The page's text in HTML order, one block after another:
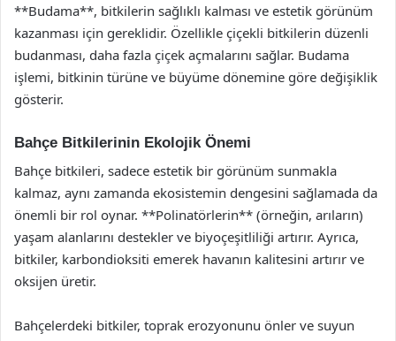
**Budama**, bitkilerin sağlıklı kalması ve estetik görünüm
kazanması için gereklidir. Özellikle çiçekli bitkilerin düzenli
budanması, daha fazla çiçek açmalarını sağlar. Budama
işlemi, bitkinin türüne ve büyüme dönemine göre değişiklik
gösterir.
Bahçe Bitkilerinin Ekolojik Önemi
Bahçe bitkileri, sadece estetik bir görünüm sunmakla
kalmaz, aynı zamanda ekosistemin dengesini sağlamada da
önemli bir rol oynar. **Polinatörlerin** (örneğin, arıların)
yaşam alanlarını destekler ve biyoçeşitliliği artırır. Ayrıca,
bitkiler, karbondioksiti emerek havanın kalitesini artırır ve
oksijen üretir.
Bahçelerdeki bitkiler, toprak erozyonunu önler ve suyun